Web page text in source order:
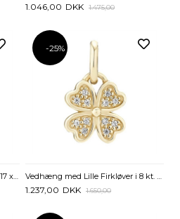
1.046,00 DKK 1.475,00
Vedhæng med Firkløver i Sølv - 17 x 17 mm
-25%
Vedhæng med Lille Firkløver i 8 kt. Guld og Zirkoniasten
1.237,00 DKK 1.650,00